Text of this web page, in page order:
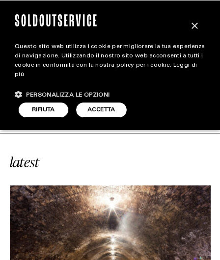
magazine
STYLE
FOOTWEAR
SOTTERRANEE
latest
×
Questo sito web utilizza i cookie per migliorare la tua esperienza
di navigazione. Utilizzando il nostro sito web acconsenti a tutti i
cookie in conformità con la nostra policy per i cookie. Leggi di
più
ACCETTA
RIFIUTA
PERSONALIZZA LE OPZIONI